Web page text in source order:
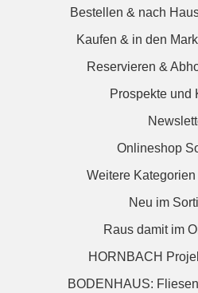
Bestellen & nach
Kaufen & in den
Reservieren &
Prospekte und
Onlineshop
Weitere
Neu im
Raus damit im
HORNBACH
BODENHAUS: